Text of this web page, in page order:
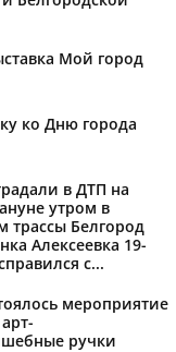
Мой город
ко Дню города
в ДТП на
утром в
трассы Белгород
Алексеевка 19-
с...
мероприятие
ручки